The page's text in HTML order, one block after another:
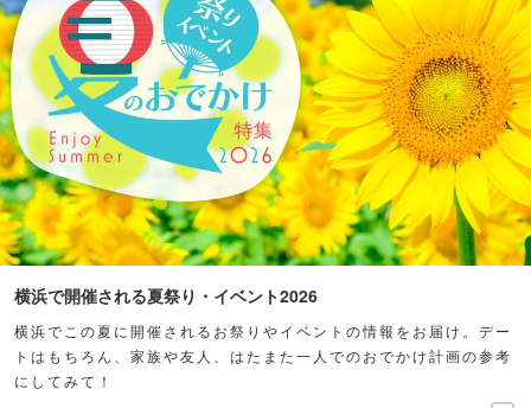
横浜で開催される夏祭り・イベント2026
横浜でこの夏に開催されるお祭りやイベントの情報をお届け。デー
トはもちろん、家族や友人、はたまた一人でのおでかけ計画の参考
にしてみて！